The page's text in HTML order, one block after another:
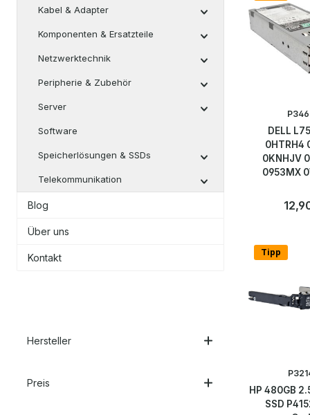
Kabel & Adapter
Komponenten & Ersatzteile
Netzwerktechnik
Peripherie & Zubehör
Server
Software
Speicherlösungen & SSDs
Telekommunikation
Blog
Über uns
Kontakt
Hersteller
Preis
DELL
0HTRH4
0KNHJV
0953MX
Tipp
HP 480GB
SSD